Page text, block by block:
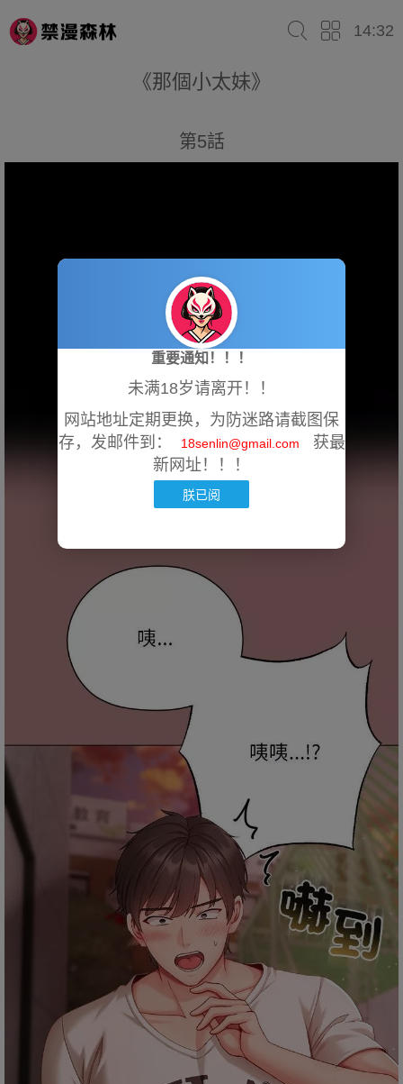
14:32
《那個小太妹》
第5話
重要通知！！！
未满18岁请离开！！
网站地址定期更换，为防迷路请截图保
存，发邮件到：
18senlin@gmail.com
获最
新网址！！！
朕已阅